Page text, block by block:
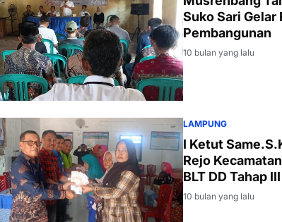
Suko Sari Gelar
Pembangunan
10 bulan yang lalu
LAMPUNG
I Ketut
Rejo
BLT DD Tahap
Keuangan
10 bulan yang lalu